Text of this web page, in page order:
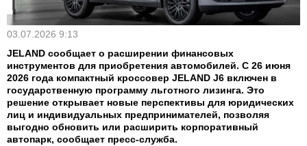
03.07.2026 9:13
JELAND сообщает о расширении финансовых
инструментов для приобретения автомобилей. С 26 июня
2026 года компактный кроссовер JELAND J6 включен в
государственную программу льготного лизинга. Это
решение открывает новые перспективы для юридических
лиц и индивидуальных предпринимателей, позволяя
выгодно обновить или расширить корпоративный
автопарк, сообщает пресс-служба.